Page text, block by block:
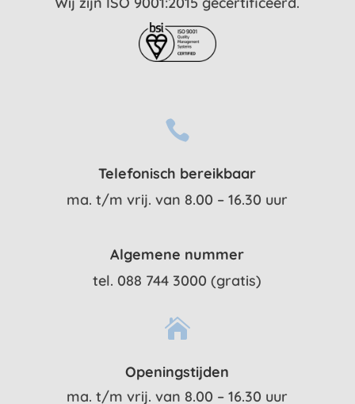

Telefonisch bereikbaar
ma. t/m vrij. van 8.00 – 16.30 uur
Algemene nummer
tel. 088 744 3000 (gratis)

Openingstijden
ma. t/m vrij. van 8.00 – 16.30 uur